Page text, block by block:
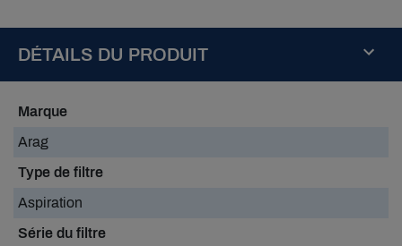
DÉTAILS DU PRODUIT
Marque
Arag
Type de filtre
Aspiration
Série du filtre